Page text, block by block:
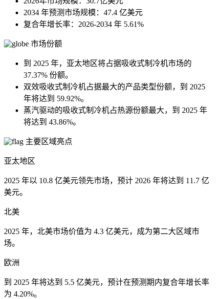
2034 年预测市场规模：47.4 亿美元
复合年增长率：2026-2034 年 5.61%
市场份额
到 2025 年，亚太地区将占据吸收式制冷机市场的
37.37% 份额。
双效吸收式制冷机占据最大的产品类型份额，到 2025
年将达到 59.92%。
蒸汽驱动的吸收式制冷机占热源份额最大，到 2025 年
将达到 43.86%。
主要区域亮点
亚太地区
2025 年以 10.8 亿美元领先市场，预计 2026 年将达到 11.7 亿
美元。
北美
2025 年，北美市场价值为 4.3 亿美元，成为第二大区域市
场。
欧洲
到 2025 年将达到 5.5 亿美元，预计在预测期内复合年增长率
为 4.20%。